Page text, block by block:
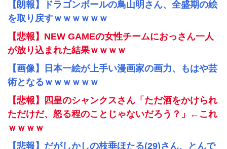
【朗報】ドラゴンボールの鳥山明さん、全盛期の絵
を取り戻すｗｗｗｗｗｗ
【悲報】NEW GAMEの女性チームにおっさん一人
が放り込まれた結果ｗｗｗｗ
【画像】日本一絵が上手い漫画家の画力、もはや芸
術となるｗｗｗｗｗｗ
【悲報】四皇のシャンクスさん「ただ酒をかけられ
ただけだ、怒る程のことじゃないだろう？」←これ
ｗｗｗｗ
【悲報】だがしかしの枝垂ほたる(29)さん、とんで